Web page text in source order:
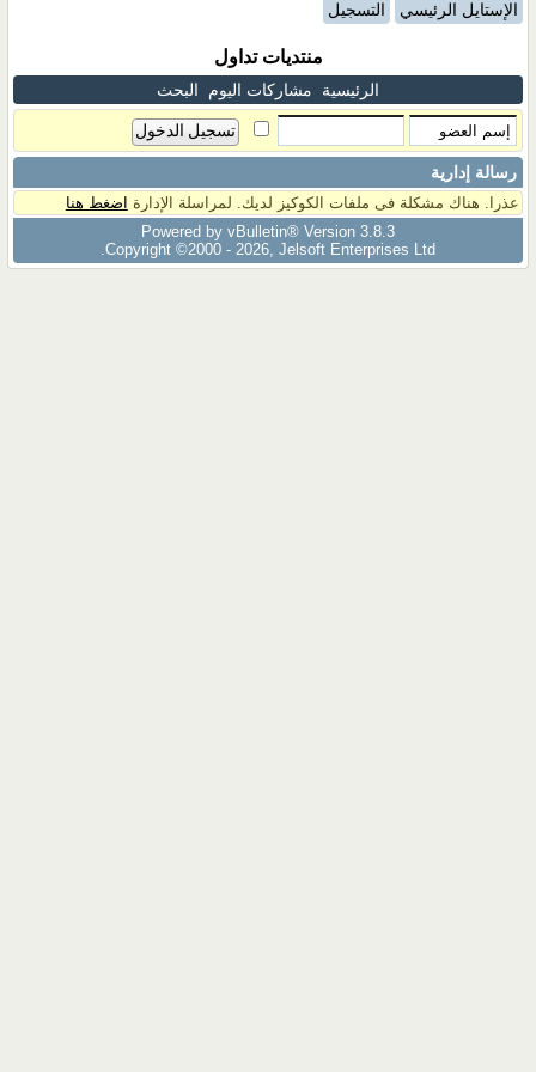
الإستايل الرئيسي التسجيل
منتديات تداول
الرئيسية مشاركات اليوم البحث
رسالة إدارية
عذرا. هناك مشكلة فى ملفات الكوكيز لديك. لمراسلة الإدارة اضغط هنا
Powered by vBulletin® Version 3.8.3
Copyright ©2000 - 2026, Jelsoft Enterprises Ltd.